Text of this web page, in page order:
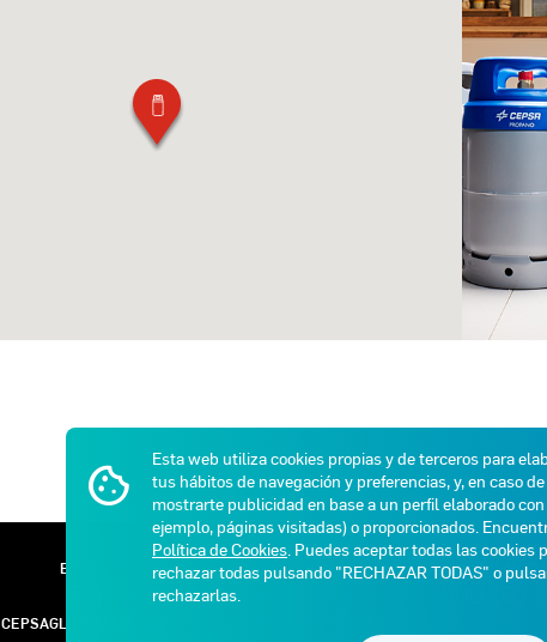
Esta web utiliza cookies propias y de terceros para
tus hábitos de navegación y preferencias, y, en caso
mostrarte publicidad en base a un perfil elaborado
ejemplo, páginas visitadas) o proporcionados.
Política de Cookies. Puedes aceptar todas las cookies
rechazar todas pulsando "RECHAZAR TODAS" o
rechazarlas.
E-MAIL
CEPSAGLP@GASIB.COM
ATENCIÓN AL